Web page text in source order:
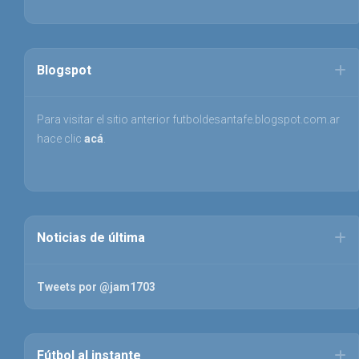
Blogspot
Para visitar el sitio anterior futboldesantafe.blogspot.com.ar
hace clic acá
Noticias de última
Tweets por @jam1703
Fútbol al instante